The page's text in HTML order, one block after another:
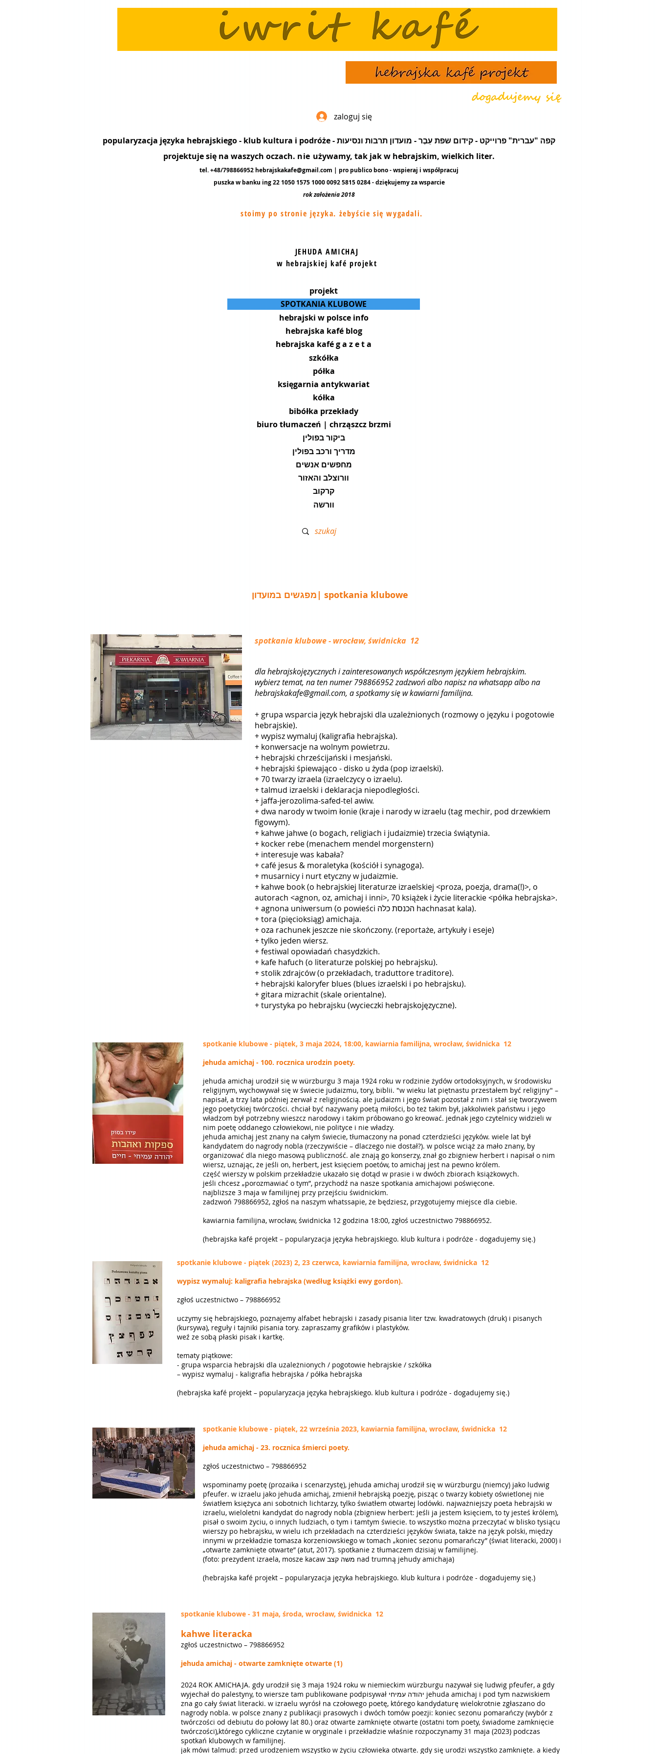
zaloguj się
popularyzacja języka hebrajskiego - klub kultura i podróże - קפה "עברית" פרוייקט - קידום שפת עֵבֶר - מועדון תרבות ונסיעות
projektuje się na waszych oczach. nie używamy, tak jak w hebrajskim, wielkich liter.
tel. +48/798866952 hebrajskakafe@gmail.com | pro publico bono - wspieraj i współpracuj
puszka w banku ing 22 1050 1575 1000 0092 5815 0284 - dziękujemy zawsparcie
rok założenia 2018
stoimy po stronie języka. żebyście się wygadali.
JEHUDA AMICHAJ
w hebrajskiej kafé projekt
projekt
SPOTKANIA KLUBOWE
hebrajski w polsce info
hebrajska kafé blog
hebrajska kafé g a z e t a
szkółka
półka
księgarnia antykwariat
kółka
bibółka przekłady
biuro tłumaczeń | chrząszcz brzmi
ביקור בפולין
מדריך ורכב בפולין
מחפשים אנשים
וורוצלב והאזור
קרקוב
וורשה
מפגשים במועדון| spotkania klubowe
spotkania klubowe - wrocław, świdnicka 12
dla hebrajskojęzycznych i zainteresowanych współczesnym językiem hebrajskim.
wybierz temat, na ten numer 798866952 zadzwoń albo napisz na whatsapp albo na
hebrajskakafe@gmail.com, aspotkamy się w kawiarni familijna.
+ grupa wsparcia język hebrajski dla uzależnionych (rozmowy o języku i pogotowie
hebrajskie).
+ wypisz wymaluj (kaligrafia hebrajska).
+ konwersacje na wolnym powietrzu.
+ hebrajski chrześcijański i mesjański.
+ hebrajski śpiewająco - disko u żyda (pop izraelski).
+ 70 twarzy izraela (izraelczycy o izraelu).
+ talmud izraelski i deklaracja niepodległości.
+ jaffa-jerozolima-safed-tel awiw.
+ dwa narody w twoim łonie (kraje i narody w izraelu (tag mechir, pod drzewkiem
figowym).
+ kahwe jahwe (o bogach, religiach i judaizmie) trzecia świątynia.
+ kocker rebe (menachem mendel morgenstern)
+ interesuje was kabała?
+ café jesus & moraletyka (kościół i synagoga).
+ musarnicy i nurt etyczny w judaizmie.
+ kahwe book (o hebrajskiej literaturze izraelskiej <proza, poezja, drama(!)>, o
autorach <agnon, oz, amichaj i inni>, 70 książek i życie literackie <półka hebrajska>.
+ agnona uniwersum (o powieści הכנסת כלה hachnasat kala).
+ tora (pięcioksiąg) amichaja.
+ oza rachunek jeszcze nie skończony. (reportaże, artykuły i eseje)
+ tylko jeden wiersz.
+ festiwal opowiadań chasydzkich.
+ kafe hafuch (o literaturze polskiej po hebrajsku).
+ stolik zdrajców (o przekładach, traduttore traditore).
+ hebrajski kaloryfer blues (blues izraelski i po hebrajsku).
+ gitara mizrachit (skale orientalne).
+ turystyka po hebrajsku (wycieczki hebrajskojęzyczne).
spotkanie klubowe - piątek, 3 maja 2024, 18:00, kawiarnia familijna, wrocław, świdnicka 12
jehuda amichaj - 100. rocznica urodzin poety.
jehuda amichaj urodził się w würzburgu 3 maja 1924 roku w rodzinie żydów ortodoksyjnych, w środowisku
religijnym, wychowywał się w świecie judaizmu, tory, biblii. "w wieku lat piętnastu przestałem być religijny" –
napisał, a trzy lata później zerwał z religijnością. ale judaizm i jego świat pozostał z nim i stał się tworzywem
jego poetyckiej twórczości. chciał być nazywany poetą miłości, bo też takim był, jakkolwiek państwu i jego
władzom był potrzebny wieszcz narodowy i takim próbowano go kreować. jednak jego czytelnicy widzieli w
nim poetę oddanego człowiekowi, nie polityce i nie władzy.
jehuda amichaj jest znany na całym świecie, tłumaczony na ponad czterdzieści języków. wiele lat był
kandydatem do nagrody nobla (rzeczywiście – dlaczego nie dostał?). w polsce wciąż za mało znany, by
organizować dla niego masową publiczność. ale znają go konserzy, znał go zbigniew herbert i napisał o nim
wiersz, uznając, że jeśli on, herbert, jest księciem poetów, to amichaj jest na pewno królem.
część wierszy w polskim przekładzie ukazało się dotąd w prasie i w dwóch zbiorach książkowych.
jeśli chcesz „porozmawiać o tym”, przychodź na nasze spotkania amichajowi poświęcone.
najbliższe 3 maja w familijnej przy przejściu świdnickim.
zadzwoń 798866952, zgłoś na naszym whatssapie, że będziesz, przygotujemy miejsce dla ciebie.
kawiarnia familijna, wrocław, świdnicka 12 godzina 18:00, zgłoś uczestnictwo 798866952.
(hebrajska kafé projekt – popularyzacja języka hebrajskiego. klub kultura i podróże - dogadujemy się.)
spotkanie klubowe - piątek (2023) 2, 23 czerwca, kawiarnia familijna, wrocław, świdnicka 12
wypisz wymaluj: kaligrafia hebrajska (według książki ewy gordon).
zgłoś uczestnictwo – 798866952
uczymy się hebrajskiego, poznajemy alfabet hebrajski i zasady pisania liter tzw. kwadratowych (druk) i pisanych
(kursywa), reguły i tajniki pisania tory. zapraszamy grafików i plastyków.
weź ze sobą płaski pisak i kartkę.
tematy piątkowe:
- grupa wsparcia hebrajski dla uzależnionych / pogotowie hebrajskie / szkółka
– wypisz wymaluj - kaligrafia hebrajska / półka hebrajska
(hebrajska kafé projekt – popularyzacja języka hebrajskiego. klub kultura i podróże - dogadujemy się.)
spotkanie klubowe - piątek, 22 września 2023, kawiarnia familijna, wrocław, świdnicka 12
jehuda amichaj - 23. rocznica śmierci poety.
zgłoś uczestnictwo – 798866952
wspominamy poetę (prozaika i scenarzystę), jehuda amichaj urodził się w würzburgu (niemcy) jako ludwig
pfeufer. w izraelu jako jehuda amichaj, zmienił hebrajską poezję, pisząc o twarzy kobiety oświetlonej nie
światłem księżyca ani sobotnich lichtarzy, tylko światłem otwartej lodówki. najważniejszy poeta hebrajski w
izraelu, wieloletni kandydat do nagrody nobla (zbigniew herbert: jeśli ja jestem księciem, to ty jesteś królem),
pisał o swoim życiu, o innych ludziach, o tym i tamtym świecie. to wszystko można przeczytać w blisko tysiącu
wierszy po hebrajsku, w wielu ich przekładach na czterdzieści języków świata, także na język polski, między
innymi w przekładzie tomasza korzeniowskiego w tomach „koniec sezonu pomarańczy” (świat literacki, 2000) i
„otwarte zamknięte otwarte” (atut, 2017). spotkanie z tłumaczem dzisiaj w familijnej.
(foto: prezydent izraela, mosze kacaw משה קצב nad trumną jehudy amichaja)
(hebrajska kafé projekt – popularyzacja języka hebrajskiego. klub kultura i podróże - dogadujemy się.)
spotkanie klubowe - 31 maja, środa, wrocław, świdnicka 12
kahwe literacka
zgłoś uczestnictwo – 798866952
jehuda amichaj - otwarte zamknięte otwarte (1)
2024 ROK AMICHAJA. gdy urodził się 3 maja 1924 roku w niemieckim würzburgu nazywał się ludwig pfeufer, a gdy
wyjechał do palestyny, to wiersze tam publikowane podpisywał יהודה עמיחי jehuda amichaj i pod tym nazwiskiem
zna go cały świat literacki. w izraelu wyrósł na czołowego poetę, którego kandydaturę wielokrotnie zgłaszano do
nagrody nobla. w polsce znany z publikacji prasowych i dwóch tomów poezji: koniec sezonu pomarańczy (wybór z
twórczości od debiutu do połowy lat 80.) oraz otwarte zamknięte otwarte (ostatni tom poety, świadome zamknięcie
twórczości),którego cykliczne czytanie w oryginale i przekładzie właśnie rozpoczynamy 31 maja (2023) podczas
spotkań klubowych w familijnej.
jak mówi talmud: przed urodzeniem wszystko w życiu człowieka otwarte. gdy się urodzi wszystko zamknięte. a kiedy